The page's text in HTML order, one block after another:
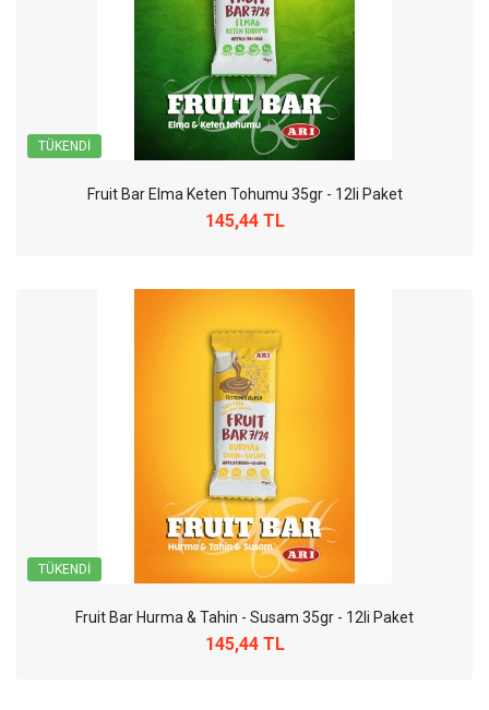
TÜKENDI
Fruit Bar Elma Keten Tohumu 35gr - 12li Paket
145,44 TL
TÜKENDI
Fruit Bar Hurma & Tahin - Susam 35gr - 12li Paket
145,44 TL